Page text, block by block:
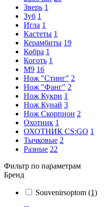
Зверь 1
Зуб 1
Игла 1
Кастеты 1
Керамбиты 19
Кобра 1
Коготь 1
М9 16
Нож "Стинг" 2
Нож "Фанг" 2
Нож Кукри 1
Нож Кунай 3
Нож Скорпион 2
Охотник 1
ОХОТНИК CS:GO 1
Тычковые 2
Разные 22
Фильтр по параметрам
Бренд
Souvenirsoptom (1)